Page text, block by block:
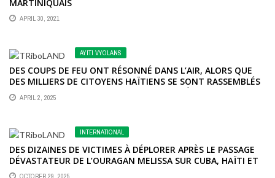
MARTINIQUAIS
APRIL 30, 2021
AYITI VYOLANS
DES COUPS DE FEU ONT RÉSONNÉ DANS L’AIR, ALORS QUE
DES MILLIERS DE CITOYENS HAÏTIENS SE SONT RASSEMBLÉS
POUR EXPRIMER LEUR INDIGNATION FACE À L’ESCALADE
ALARMANTE DE LA VIOLENCE DES GANGS.
APRIL 2, 2025
INTERNATIONAL
DES DIZAINES DE VICTIMES À DÉPLORER APRÈS LE PASSAGE
DÉVASTATEUR DE L’OURAGAN MELISSA SUR CUBA, HAÏTI ET
LA JAMAÏQUE.
OCTOBER 29, 2025